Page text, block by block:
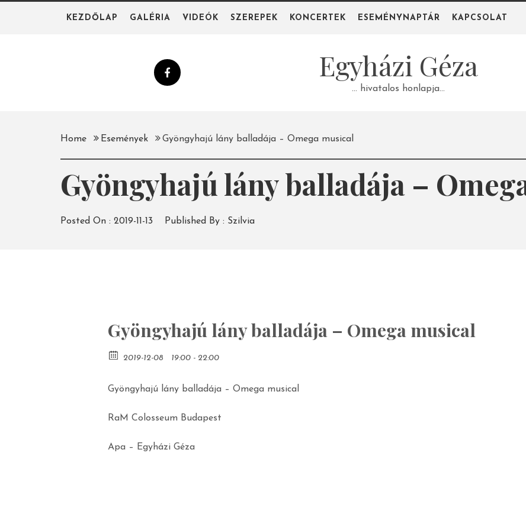
KEZDŐLAP GALÉRIA VIDEÓK SZEREPEK KONCERTEK ESEMÉNYNAPTÁR KAPCSOLAT
Egyházi Géza
… hivatalos honlapja…
Home Események Gyöngyhajú lány balladája – Omega musical
Gyöngyhajú lány balladája –
Posted On : 2019-11-13 Published By : Szilvia
Gyöngyhajú lány balladája – Omega musical
2019-12-08 19:00 - 22:00
Gyöngyhajú lány balladája – Omega musical
RaM Colosseum Budapest
Apa – Egyházi Géza